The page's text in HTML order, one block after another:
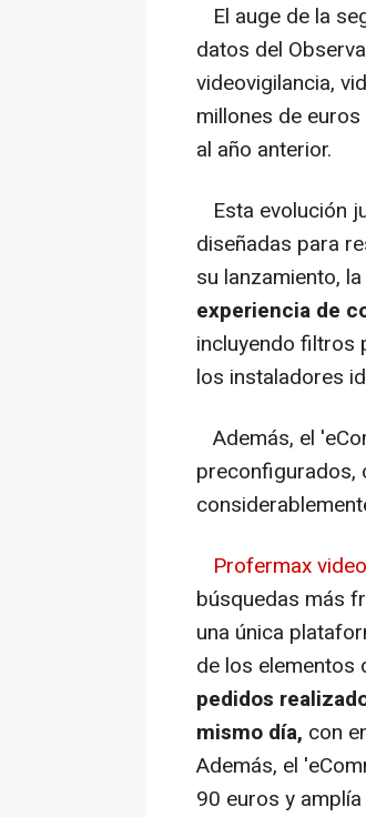
El auge de la
datos del
videovigilancia,
millones de
al año anterior.
Esta evolución
diseñadas para
su lanzamiento,
experiencia de
incluyendo filtros
los instaladores
Además, el
preconfigurados,
Profermax
búsquedas más
una única
de los elementos
pedidos
mismo día, con
Además, el
90 euros y